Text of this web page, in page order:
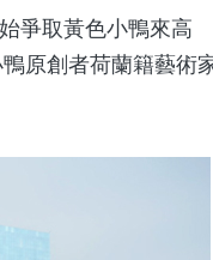
爭取黃色小鴨來高
原創者荷蘭籍藝術